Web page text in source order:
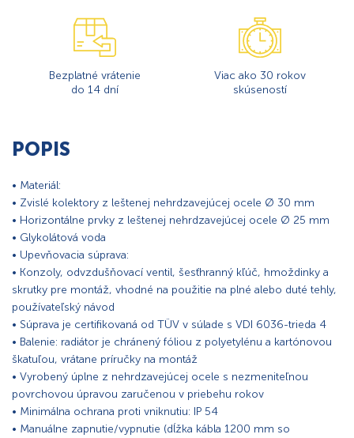
Bezplatné vrátenie
do 14 dní
Viac ako 30 rokov
skúseností
POPIS
• Materiál:
• Zvislé kolektory z leštenej nehrdzavejúcej ocele Ø 30 mm
• Horizontálne prvky z leštenej nehrdzavejúcej ocele Ø 25 mm
• Glykolátová voda
• Upevňovacia súprava:
• Konzoly, odvzdušňovací ventil, šesťhranný kľúč, hmoždinky a
skrutky pre montáž, vhodné na použitie na plné alebo duté tehly,
používateľský návod
• Súprava je certifikovaná od TÜV v súlade s VDI 6036-trieda 4
• Balenie: radiátor je chránený fóliou z polyetylénu a kartónovou
škatuľou, vrátane príručky na montáž
• Vyrobený úplne z nehrdzavejúcej ocele s nezmeniteľnou
povrchovou úpravou zaručenou v priebehu rokov
• Minimálna ochrana proti vniknutiu: IP 54
• Manuálne zapnutie/vypnutie (dĺžka kábla 1200 mm so